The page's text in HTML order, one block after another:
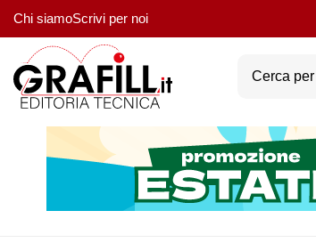
Chi siamoScrivi per noi